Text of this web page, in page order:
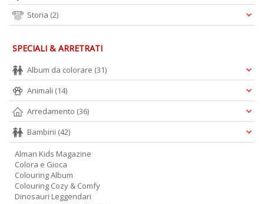
Storia (2)
SPECIALI & ARRETRATI
Album da colorare (31)
Animali (14)
Arredamento (36)
Bambini (42)
Alman Kids Magazine
Colora e Gioca
Colouring Album
Colouring Cozy & Comfy
Dinosauri Leggendari